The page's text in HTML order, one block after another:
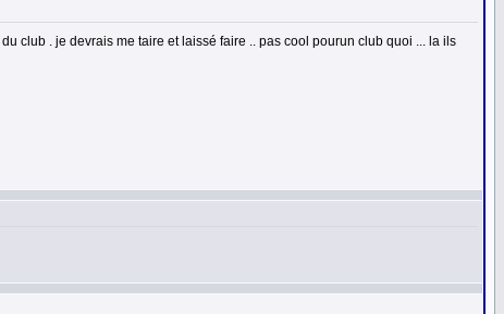
club . je devrais me taire et laissé faire .. pas cool pourun club quoi ... la ils